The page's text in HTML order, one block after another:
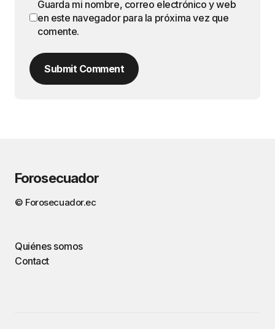
Guarda mi nombre, correo electrónico y web
en este navegador para la próxima vez que
comente.
Submit Comment
Forosecuador
© Forosecuador.ec
Quiénes somos
Contact